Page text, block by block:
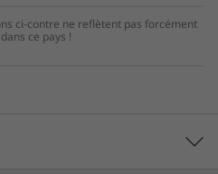
support
Intel’s Vector Neural
ci-contre ne reflètent pas forcément
ce pays !